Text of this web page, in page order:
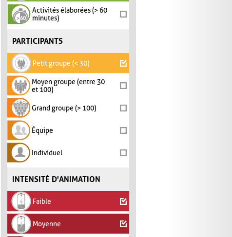
Activités élaborées (> 60
minutes)
PARTICIPANTS
Petit groupe (< 30)
Moyen groupe (entre 30
et 100)
Grand groupe (> 100)
Équipe
Individuel
INTENSITÉ D'ANIMATION
Faible
Moyenne